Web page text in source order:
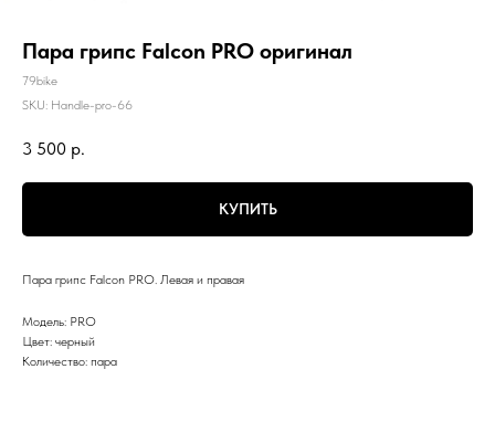
Пара грипс Falcon PRO оригинал
79bike
SKU: Нandle-pro-66
3 500 р.
КУПИТЬ
Пара грипс Falcon PRO. Левая и правая
Модель: PRO
Цвет: черный
Количество: пара